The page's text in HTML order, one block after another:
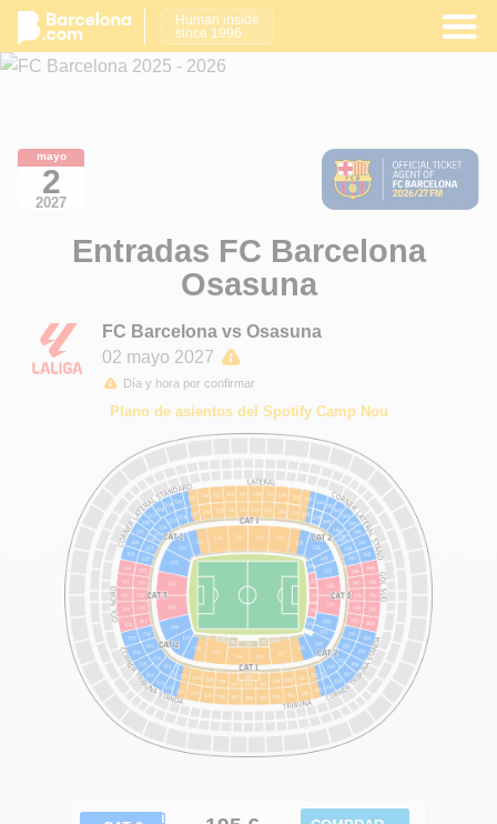
Human inside
since 1996
mayo
2
2027
Entradas FC Barcelona
Osasuna
FC Barcelona vs Osasuna
02 mayo 2027
Día y hora por confirmar
Plano de asientos del Spotify Camp Nou
ℹ